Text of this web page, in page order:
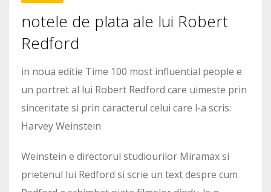
notele de plata ale lui Robert
Redford
in noua editie Time 100 most influential people e
un portret al lui Robert Redford care uimeste prin
sinceritate si prin caracterul celui care l-a scris:
Harvey Weinstein
Weinstein e directorul studiourilor Miramax si
prietenul lui Redford si scrie un text despre cum